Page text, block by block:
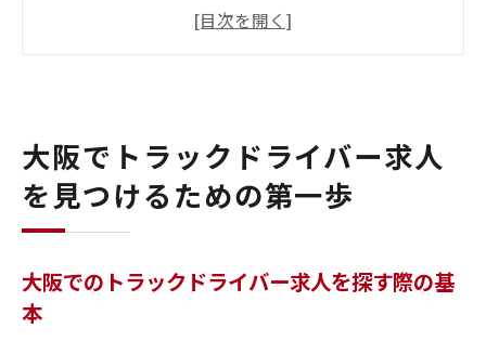
大阪のトラックドライバー求人の現状とは
の心構え
トラックドライバーとして大阪で働く魅力
大阪でのトラックドライバー求人の最新動
大阪のトラックドライバー求人情報を徹底的に
大阪でトラックドライバー求人
を見つけるための第一歩
大阪でのトラックドライバー求人を探す際の基
本